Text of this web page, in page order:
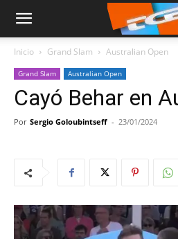
Inicio Grand Slam Australian Open
Grand Slam Australian Open
Cayó Behar en
Por Sergio Goloubintseff - 23/01/2024